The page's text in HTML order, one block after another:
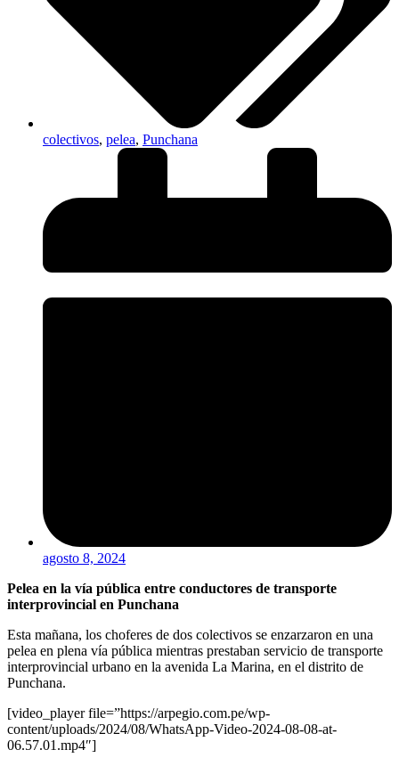
colectivos, pelea, Punchana
agosto 8, 2024
Pelea en la vía pública entre conductores de transporte
interprovincial en Punchana
Esta mañana, los choferes de dos colectivos se enzarzaron en una
pelea en plena vía pública mientras prestaban servicio de transporte
interprovincial urbano en la avenida La Marina, en el distrito de
Punchana.
[video_player file=”https://arpegio.com.pe/wp-
content/uploads/2024/08/WhatsApp-Video-2024-08-08-at-
06.57.01.mp4″]